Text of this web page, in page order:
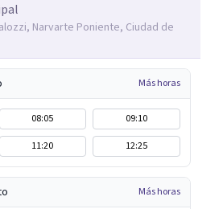
Narvarte Poniente, Ciudad de
Más horas
08:05
09:10
11:20 12:25
Más horas